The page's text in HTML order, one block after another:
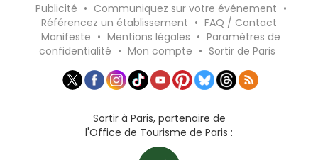
Publicité • Communiquez sur votre événement •
Référencez un établissement • FAQ / Contact
Manifeste • Mentions légales • Paramètres de
confidentialité • Mon compte • Sortir de Paris
Sortir à Paris, partenaire de
l'Office de Tourisme de Paris :